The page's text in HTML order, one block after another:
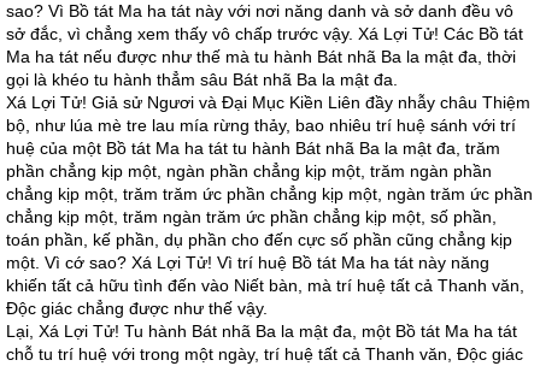
sao? Vì Bồ tát Ma ha tát này với nơi năng danh và sở danh đều vô
sở đắc, vì chẳng xem thấy vô chấp trước vậy. Xá Lợi Tử! Các Bồ tát
Ma ha tát nếu được như thế mà tu hành Bát nhã Ba la mật đa, thời
gọi là khéo tu hành thẳm sâu Bát nhã Ba la mật đa.
Xá Lợi Tử! Giả sử Ngươi và Đại Mục Kiền Liên đầy nhẫy châu Thiệm
bộ, như lúa mè tre lau mía rừng thảy, bao nhiêu trí huệ sánh với trí
huệ của một Bồ tát Ma ha tát tu hành Bát nhã Ba la mật đa, trăm
phần chẳng kịp một, ngàn phần chẳng kịp một, trăm ngàn phần
chẳng kịp một, trăm trăm ức phần chẳng kịp một, ngàn trăm ức phần
chẳng kịp một, trăm ngàn trăm ức phần chẳng kịp một, số phần,
toán phần, kế phần, dụ phần cho đến cực số phần cũng chẳng kịp
một. Vì cớ sao? Xá Lợi Tử! Vì trí huệ Bồ tát Ma ha tát này năng
khiến tất cả hữu tình đến vào Niết bàn, mà trí huệ tất cả Thanh văn,
Độc giác chẳng được như thế vậy.
Lại, Xá Lợi Tử! Tu hành Bát nhã Ba la mật đa, một Bồ tát Ma ha tát
chỗ tu trí huệ với trong một ngày, trí huệ tất cả Thanh văn, Độc giác